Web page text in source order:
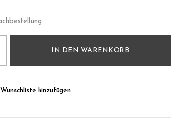
IN DEN WARENKORB
hinzufügen